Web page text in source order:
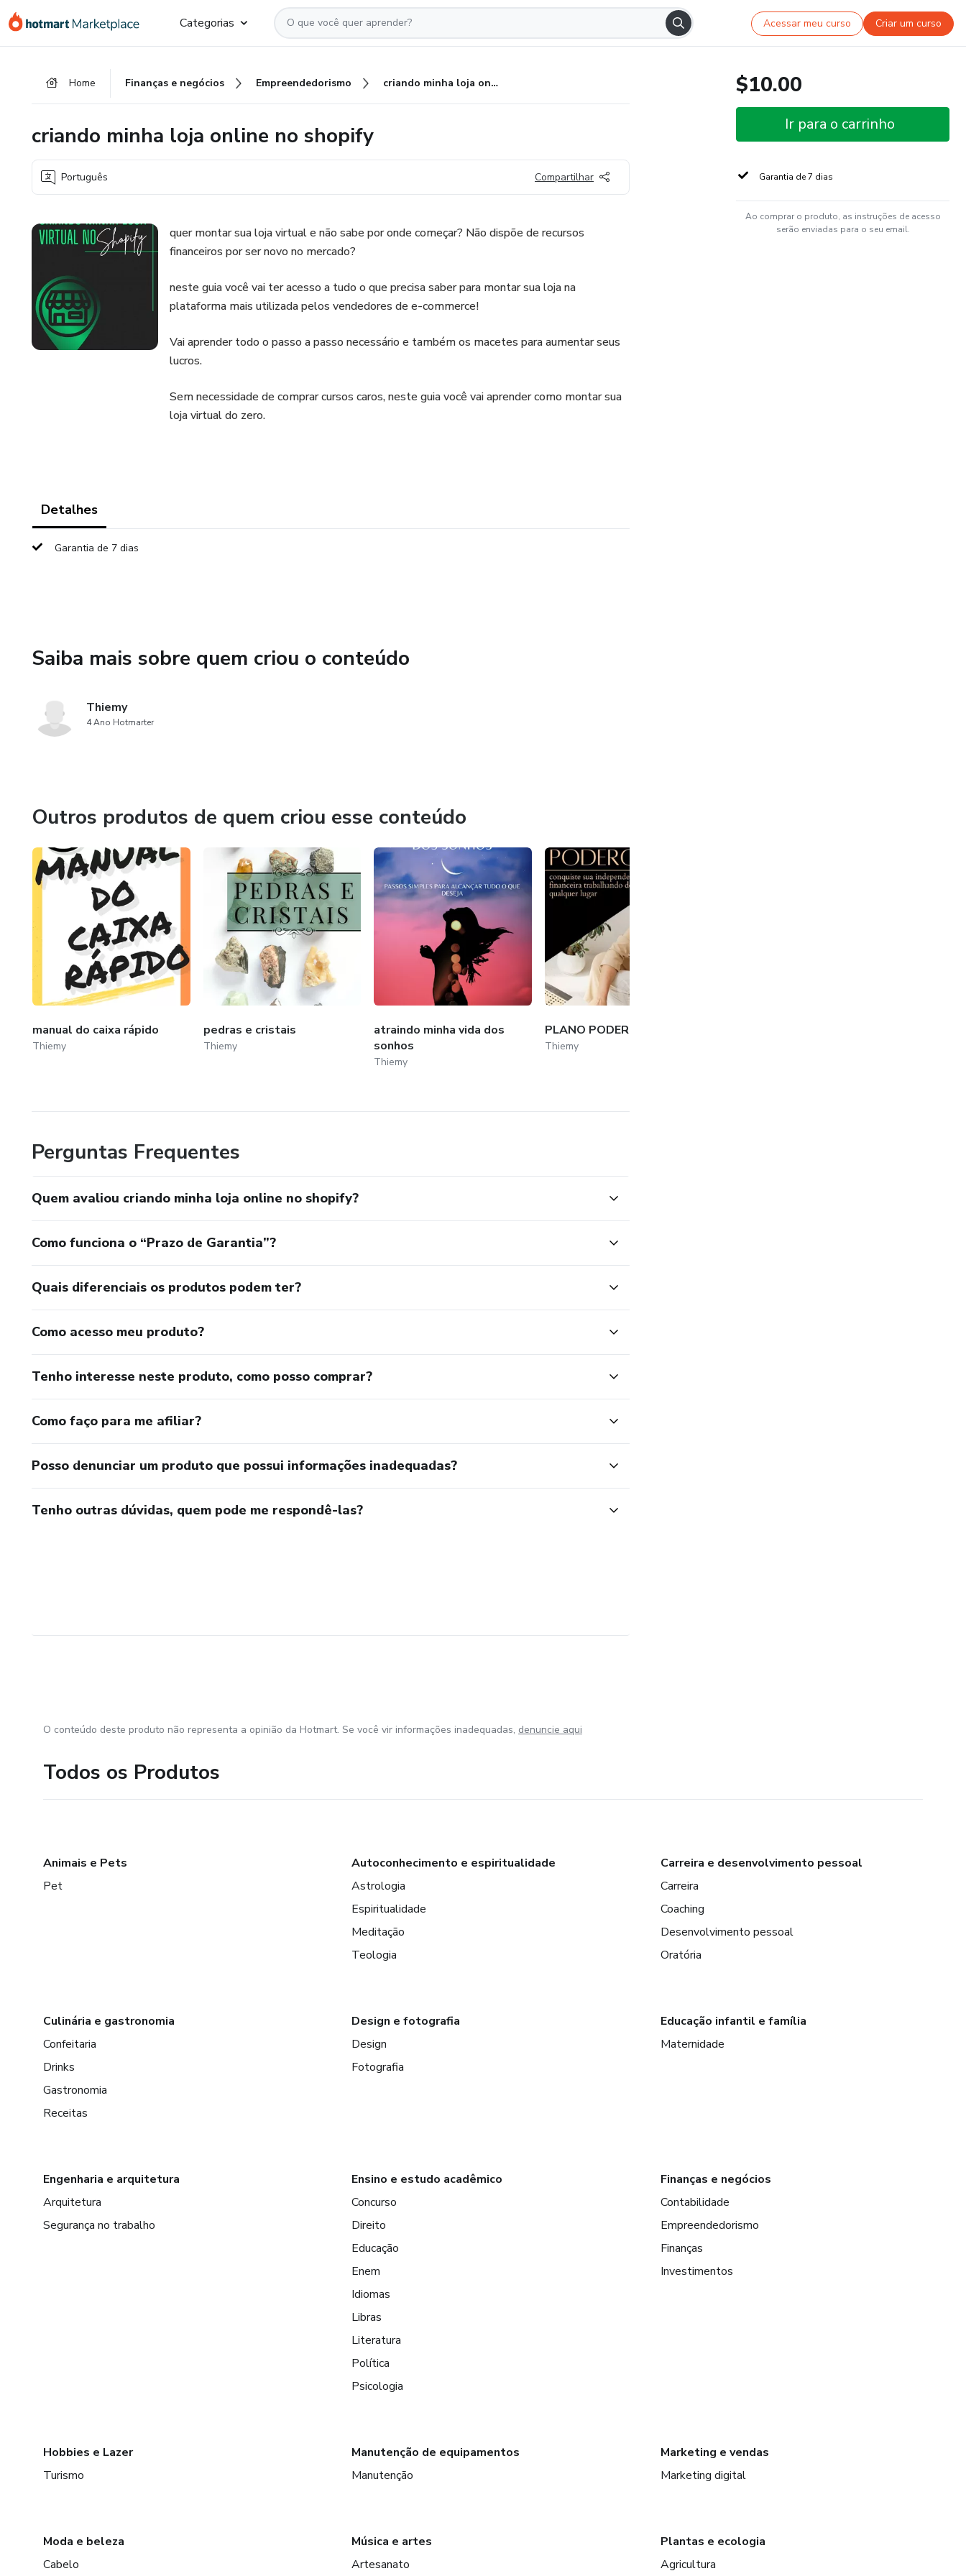
para
para
para
Categorias Acessar meu curso Criar um curso
Home Finanças e negócios Empreendedorismo criando minha loja online no shopify
criando minha loja online no shopify
Português Compartilhar
quer montar sua loja virtual e não sabe por onde começar? Não dispõe de recursos
financeiros por ser novo no mercado?
neste guia você vai ter acesso a tudo o que precisa saber para montar sua loja na
plataforma mais utilizada pelos vendedores de e-commerce!
Vai aprender todo o passo a passo necessário e também os macetes para aumentar seus
lucros.
Sem necessidade de comprar cursos caros, neste guia você vai aprender como montar sua
loja virtual do zero.
Detalhes
Garantia de 7 dias
Saiba mais sobre quem criou o conteúdo
Thiemy
4 Ano Hotmarter
Outros produtos de quem criou esse conteúdo
manual do caixa rápido
Thiemy
pedras e cristais
Thiemy
atraindo minha vida dos
sonhos
Thiemy
PLANO PODEROSA
Thiemy
Perguntas Frequentes
Quem avaliou criando minha loja online no shopify?
Como funciona o “Prazo de Garantia”?
Quais diferenciais os produtos podem ter?
Como acesso meu produto?
Tenho interesse neste produto, como posso comprar?
Como faço para me afiliar?
Posso denunciar um produto que possui informações inadequadas?
Tenho outras dúvidas, quem pode me respondê-las?
$10.00
Ir para o carrinho
Garantia de 7 dias
Ao comprar o produto, as instruções de acesso
serão enviadas para o seu email.
O conteúdo deste produto não representa a opinião da Hotmart. Se você vir informações inadequadas, denuncie aqui
Todos os Produtos
Animais e Pets
Pet
Autoconhecimento e espiritualidade
Astrologia
Espiritualidade
Meditação
Teologia
Carreira e desenvolvimento pessoal
Carreira
Coaching
Desenvolvimento pessoal
Oratória
Culinária e gastronomia
Confeitaria
Drinks
Gastronomia
Receitas
Design e fotografia
Design
Fotografia
Educação infantil e família
Maternidade
Engenharia e arquitetura
Arquitetura
Segurança no trabalho
Ensino e estudo acadêmico
Concurso
Direito
Educação
Enem
Idiomas
Libras
Literatura
Política
Psicologia
Finanças e negócios
Contabilidade
Empreendedorismo
Finanças
Investimentos
Hobbies e Lazer
Turismo
Manutenção de equipamentos
Manutenção
Marketing e vendas
Marketing digital
Moda e beleza
Cabelo
Música e artes
Artesanato
Plantas e ecologia
Agricultura